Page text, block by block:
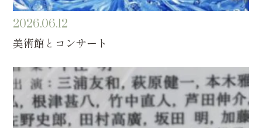
2026.06.12
美術館とコンサート